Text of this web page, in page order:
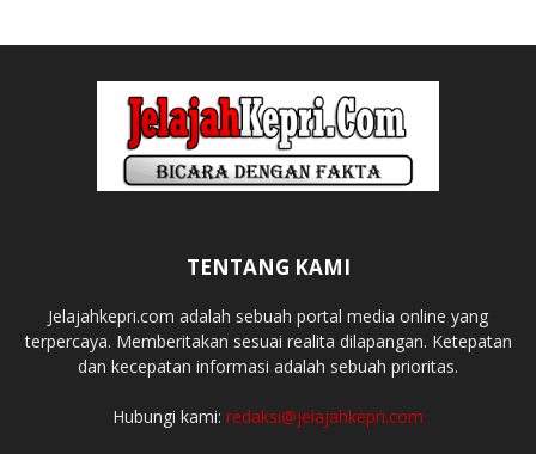
TENTANG KAMI
Jelajahkepri.com adalah sebuah portal media online yang
terpercaya. Memberitakan sesuai realita dilapangan. Ketepatan
dan kecepatan informasi adalah sebuah prioritas.
Hubungi kami: redaksi@jelajahkepri.com